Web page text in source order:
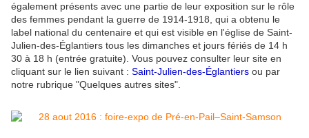
également présents avec une partie de leur exposition sur le rôle
des femmes pendant la guerre de 1914-1918, qui a obtenu le
label national du centenaire et qui est visible en l'église de Saint-
Julien-des-Églantiers tous les dimanches et jours fériés de 14 h
30 à 18 h (entrée gratuite). Vous pouvez consulter leur site en
cliquant sur le lien suivant : Saint-Julien-des-Églantiers ou par
notre rubrique "Quelques autres sites".